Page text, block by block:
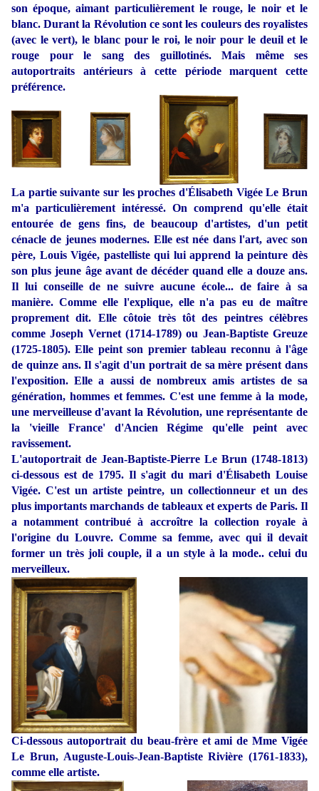
son époque, aimant particulièrement le rouge, le noir et le
blanc. Durant la Révolution ce sont les couleurs des royalistes
(avec le vert), le blanc pour le roi, le noir pour le deuil et le
rouge pour le sang des guillotinés. Mais même ses
autoportraits antérieurs à cette période marquent cette
préférence.
La partie suivante sur les proches d'Élisabeth Vigée Le Brun
m'a particulièrement intéressé. On comprend qu'elle était
entourée de gens fins, de beaucoup d'artistes, d'un petit
cénacle de jeunes modernes. Elle est née dans l'art, avec son
père, Louis Vigée, pastelliste qui lui apprend la peinture dès
son plus jeune âge avant de décéder quand elle a douze ans.
Il lui conseille de ne suivre aucune école... de faire à sa
manière. Comme elle l'explique, elle n'a pas eu de maître
proprement dit. Elle côtoie très tôt des peintres célèbres
comme Joseph Vernet (1714-1789) ou Jean-Baptiste Greuze
(1725-1805). Elle peint son premier tableau reconnu à l'âge
de quinze ans. Il s'agit d'un portrait de sa mère présent dans
l'exposition. Elle a aussi de nombreux amis artistes de sa
génération, hommes et femmes. C'est une femme à la mode,
une merveilleuse d'avant la Révolution, une représentante de
la 'vieille France' d'Ancien Régime qu'elle peint avec
ravissement.
L'autoportrait de Jean-Baptiste-Pierre Le Brun (1748-1813)
ci-dessous est de 1795. Il s'agit du mari d'Élisabeth Louise
Vigée. C'est un artiste peintre, un collectionneur et un des
plus importants marchands de tableaux et experts de Paris. Il
a notamment contribué à accroître la collection royale à
l'origine du Louvre. Comme sa femme, avec qui il devait
former un très joli couple, il a un style à la mode.. celui du
merveilleux.
Ci-dessous autoportrait du beau-frère et ami de Mme Vigée
Le Brun, Auguste-Louis-Jean-Baptiste Rivière (1761-1833),
comme elle artiste.